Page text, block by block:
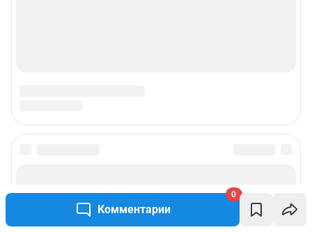
Комментарии
0